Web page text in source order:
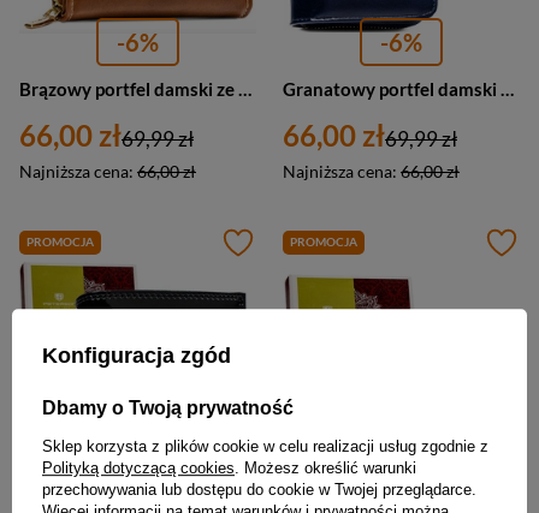
-6%
Brązowy portfel damski ze skóry ekologicznej zamykany na suwak i zatrzask - Peterson
66,00 zł
Najniższa cena: 66,00 zł
69,99 zł
-6%
Granatowy portfel damski ze skóry ekologicznej z systemem RFID - Peterson
66,00 zł
Najniższa cena: 66,00 zł
69,99 zł
PROMOCJA
-5%
PROMOCJA
-5%
Konfiguracja zgód
Dbamy o Twoją prywatność
Sklep korzysta z plików cookie w celu realizacji usług zgodnie z
Polityką dotyczącą cookies . Możesz określić warunki
przechowywania lub dostępu do cookie w Twojej przeglądarce.